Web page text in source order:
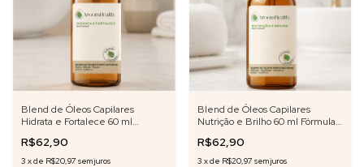
Blend de Óleos Capilares
Hidrata e Fortalece 60 ml
R$62,90
3 xde R$20,97 sem juros
Blend de Óleos Capilares
Nutrição e Brilho 60 ml Fórmula
R$62,90
3 xde R$20,97 sem juros